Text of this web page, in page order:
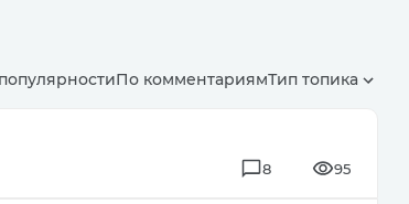
По комментариямТип топика
8 95